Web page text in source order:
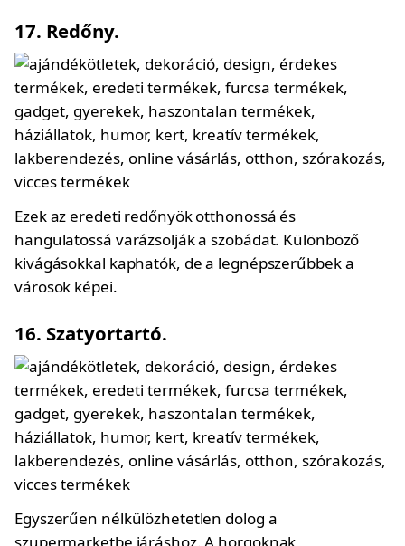
17. Redőny.
Ezek az eredeti redőnyök otthonossá és
hangulatossá varázsolják a szobádat. Különböző
kivágásokkal kaphatók, de a legnépszerűbbek a
városok képei.
16. Szatyortartó.
Egyszerűen nélkülözhetetlen dolog a